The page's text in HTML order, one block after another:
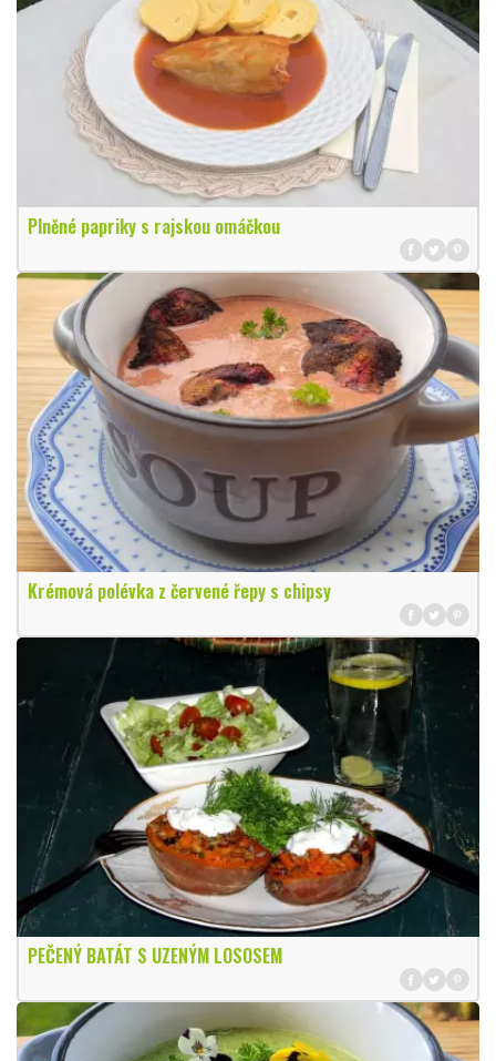
Plněné papriky s rajskou omáčkou
Krémová polévka z červené řepy s chipsy
PEČENÝ BATÁT S UZENÝM LOSOSEM